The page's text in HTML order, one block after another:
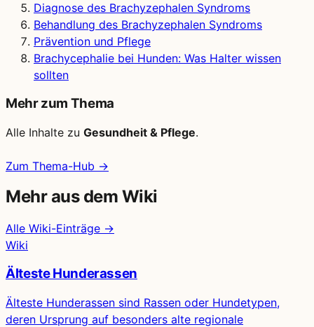
Diagnose des Brachyzephalen Syndroms
Behandlung des Brachyzephalen Syndroms
Prävention und Pflege
Brachycephalie bei Hunden: Was Halter wissen
sollten
Mehr zum Thema
Alle Inhalte zu Gesundheit & Pflege.
Zum Thema-Hub →
Mehr aus dem Wiki
Alle Wiki-Einträge →
Wiki
Älteste Hunderassen
Älteste Hunderassen sind Rassen oder Hundetypen,
deren Ursprung auf besonders alte regionale